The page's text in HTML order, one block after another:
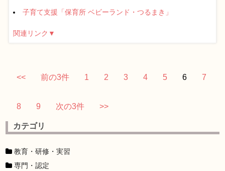
子育て支援「保育所 ベビーランド・つるまき」
関連リンク▼
<< 前の3件 1 2 3 4 5 6 7
8 9 次の3件 >>
カテゴリ
教育・研修・実習
専門・認定